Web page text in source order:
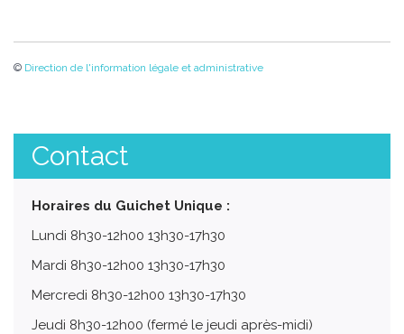
© Direction de l'information légale et administrative
Contact
Horaires du Guichet Unique :
Lundi 8h30-12h00 13h30-17h30
Mardi 8h30-12h00 13h30-17h30
Mercredi 8h30-12h00 13h30-17h30
Jeudi 8h30-12h00 (fermé le jeudi après-midi)